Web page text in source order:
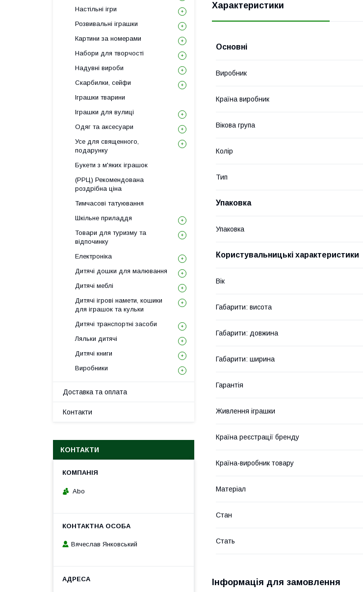
Характеристики
Основні
Виробник
Країна виробник
Вікова група
Колір
Тип
Упаковка
Упаковка
Користувальницькі характеристики
Вік
Габарити: висота
Габарити: довжина
Габарити: ширина
Гарантія
Живлення іграшки
Країна реєстрації бренду
Країна-виробник товару
Матеріал
Стан
Стать
Інформація для замовлення
Настільні ігри
Розвивальні іграшки
Картини за номерами
Набори для творчості
Надувні вироби
Скарбилки, сейфи
Іграшки тварини
Іграшки для вулиці
Одяг та аксесуари
Усе для священного,
подарунку
Букети з м'яких іграшок
(РРЦ) Рекомендована
роздрібна ціна
Тимчасові татуювання
Шкільне приладдя
Товари для туризму та
відпочинку
Електроніка
Дитячі дошки для малювання
Дитячі меблі
Дитячі ігрові намети, кошики
для іграшок та кульки
Дитячі транспортні засоби
Ляльки дитячі
Дитячі книги
Виробники
Доставка та оплата
Контакти
КОНТАКТИ
Abo
Вячеслав Янковський